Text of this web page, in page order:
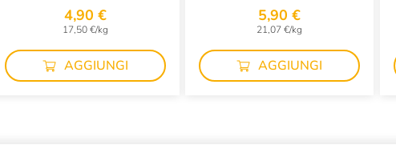
4,90 €
17,50 €/kg
AGGIUNGI
5,90 €
21,07 €/kg
AGGIUNGI